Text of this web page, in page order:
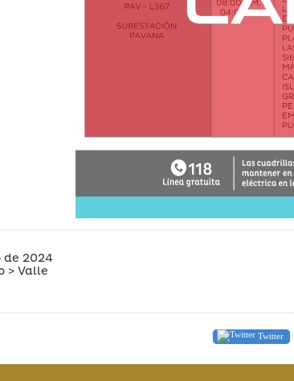
de 2024
> Valle
Twitter